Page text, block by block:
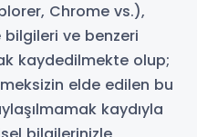
Chrome vs.),
bilgileri ve benzeri
kaydedilmekte olup;
elde edilen bu
kaydıyla